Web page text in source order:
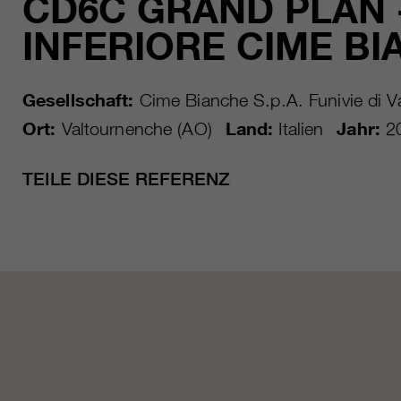
CD6C GRAND PLAN
INFERIORE CIME
Gesellschaft: Cime Bianche S.p.A. Funivie di
Ort: Valtournenche (AO) Land: Italien Jahr:
TEILE DIESE REFERENZ